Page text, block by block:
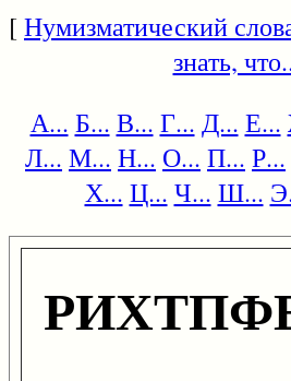
[Нумизматический
знать,
А... Б... В... Г... Д... Е...
Л... М... Н... О... П... Р...
Х... Ц... Ч... Ш...